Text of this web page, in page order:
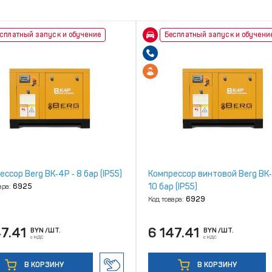
запуск и обучение
Berg ВК‑4Р ‑ 8 бар (IP55)
6925
BYN /ШТ.
с НДС
В КОРЗИНУ
Бесплатный запуск и
Компрессор винтовой Berg
10 бар (IP55)
Код товара: 6929
6 147.41 BYN /ШТ.
с НДС
В КОРЗИНУ